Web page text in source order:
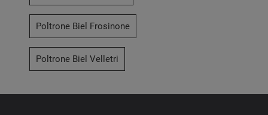
Poltrone Biel Frosinone
Poltrone Biel Velletri